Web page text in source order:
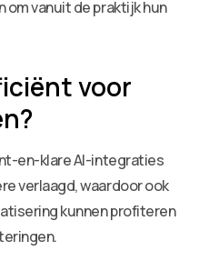
om vanuit de praktijk hun
voor
en-klare AI-integraties
verlaagd, waardoor ook
kunnen profiteren